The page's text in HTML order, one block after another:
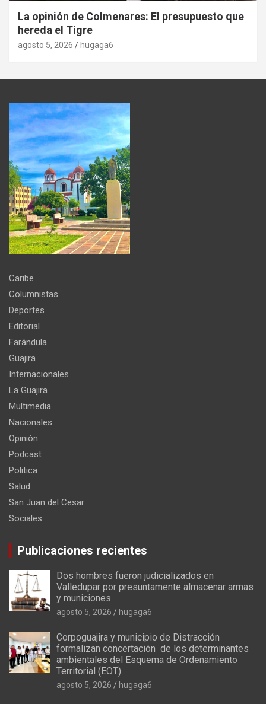
La opinión de Colmenares: El presupuesto que
hereda el Tigre
agosto 5, 2026 hugaga6
Caribe
Columnistas
Deportes
Editorial
Farándula
Guajira
Internacionales
La Guajira
Multimedia
Nacionales
Opinión
Podcast
Politica
Salud
San Juan del Cesar
Sociales
Publicaciones recientes
Dos hombres fueron judicializados en
Valledupar por presuntamente almacenar armas
y municiones
agosto 5, 2026 hugaga6
Corpoguajira y municipio de Distracción
formalizan concertación de los determinantes
ambientales del Esquema de Ordenamiento
Territorial (EOT)
agosto 5, 2026 hugaga6